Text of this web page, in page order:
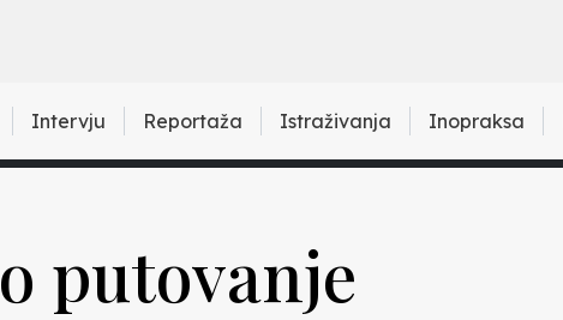
Intervju Reportaža Istraživanja Inopraksa
putovanje